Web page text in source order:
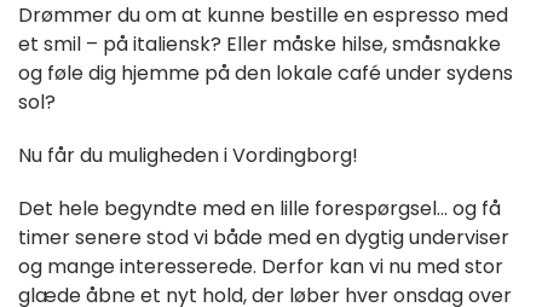
Drømmer du om at kunne bestille en espresso med
et smil – på italiensk? Eller måske hilse, småsnakke
og føle dig hjemme på den lokale café under sydens
sol?
Nu får du muligheden i Vordingborg!
Det hele begyndte med en lille forespørgsel… og få
timer senere stod vi både med en dygtig underviser
og mange interesserede. Derfor kan vi nu med stor
glæde åbne et nyt hold, der løber hver onsdag over